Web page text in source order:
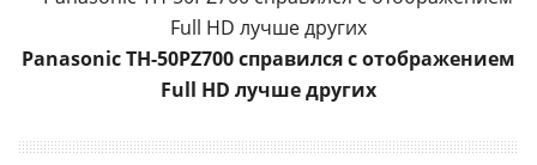
Panasonic TH-50PZ700 справился с отображением
Full HD лучше других